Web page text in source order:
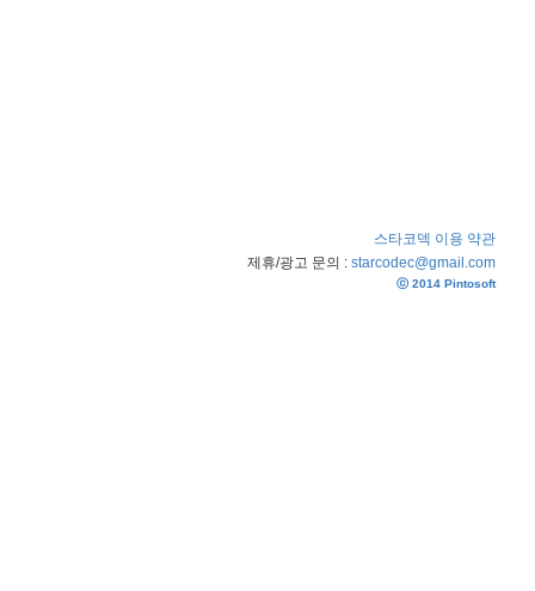
스타코덱 이용 약관
제휴/광고 문의 : starcodec@gmail.com
ⓒ 2014 Pintosoft